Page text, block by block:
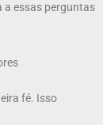
a essas perguntas
fé. Isso